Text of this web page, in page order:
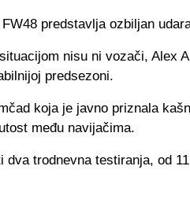
predstavlja ozbiljan
nisu ni vozači, Alex
predsezoni.
koja je javno priznala
među navijačima.
dva trodnevna testiranja, od